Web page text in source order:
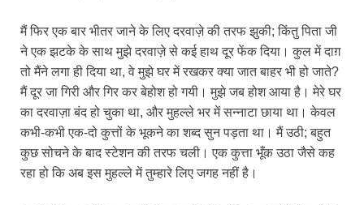
मैं फिर एक बार भीतर जाने के लिए दरवाज़े की तरफ झुकी; किंतु पिता जी
ने एक झटके के साथ मुझे दरवाज़े से कई हाथ दूर फेंक दिया। कुल में दाग़
तो मैंने लगा ही दिया था, वे मुझे घर में रखकर क्या जात बाहर भी हो जाते?
मैं दूर जा गिरी और गिर कर बेहोश हो गयी। मुझे जब होश आया है। मेरे घर
का दरवाज़ा बंद हो चुका था, और मुहल्ले भर में सन्नाटा छाया था। केवल
कभी-कभी एक-दो कुत्तों के भूकने का शब्द सुन पड़ता था। मैं उठी; बहुत
कुछ सोचने के बाद स्टेशन की तरफ चली। एक कुत्ता भूँक उठा जैसे कह
रहा हो कि अब इस मुहल्ले में तुम्हारे लिए जगह नहीं है।